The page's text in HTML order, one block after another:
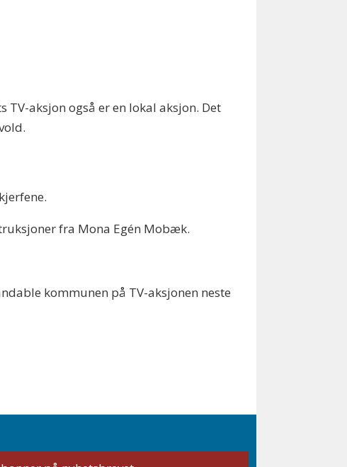
aksjon også er en lokal aksjon. Det
fra Mona Egén Mobæk.
kommunen på TV-aksjonen neste